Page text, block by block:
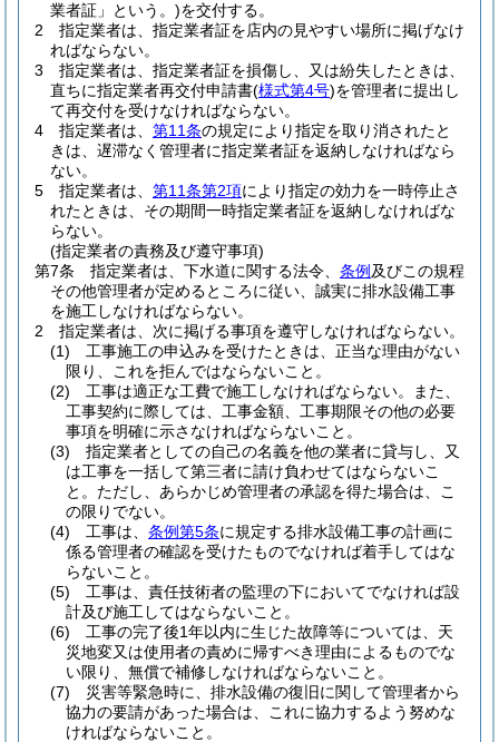
業者証」という。)を交付する。
2
指定業者は、指定業者証を店内の見やすい場所に掲げなけ
ればならない。
3
指定業者は、指定業者証を損傷し、又は紛失したときは、
直ちに指定業者再交付申請書(様式第4号)を管理者に提出し
て再交付を受けなければならない。
4
指定業者は、 第11条の規定により指定を取り消されたと
きは、遅滞なく管理者に指定業者証を返納しなければなら
ない。
5
指定業者は、 第11条第2項により指定の効力を一時停止さ
れたときは、その期間一時指定業者証を返納しなければな
らない。
(指定業者の責務及び遵守事項)
第7条
指定業者は、下水道に関する法令、 条例 及びこの規程
その他管理者が定めるところに従い、誠実に排水設備工事
を施工しなければならない。
2
指定業者は、次に掲げる事項を遵守しなければならない。
(1)
工事施工の申込みを受けたときは、正当な理由がない
限り、これを拒んではならないこと。
(2)
工事は適正な工費で施工しなければならない。
また、
工事契約に際しては、工事金額、工事期限その他の必要
事項を明確に示さなければならないこと。
(3)
指定業者としての自己の名義を他の業者に貸与し、又
は工事を一括して第三者に請け負わせてはならないこ
と。 ただし、あらかじめ管理者の承認を得た場合は、こ
の限りでない。
(4)
工事は、 条例第5条に規定する排水設備工事の計画に
係る管理者の確認を受けたものでなければ着手してはな
らないこと。
(5)
工事は、責任技術者の監理の下においてでなければ設
計及び施工してはならないこと。
(6)
工事の完了後1年以内に生じた故障等については、天
災地変又は使用者の責めに帰すべき理由によるものでな
い限り、無償で補修しなければならないこと。
(7)
災害等緊急時に、排水設備の復旧に関して管理者から
協力の要請があった場合は、これに協力するよう努めな
ければならないこと。